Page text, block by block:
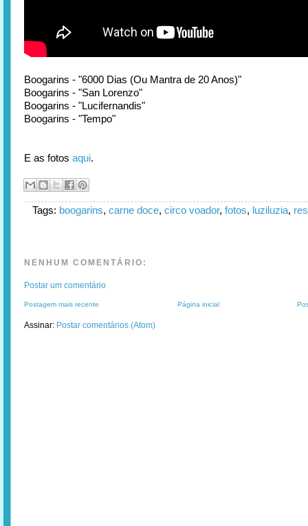
Boogarins - "6000 Dias (Ou Mantra de 20 Anos)"
Boogarins - "San Lorenzo"
Boogarins - "Lucifernandis"
Boogarins - "Tempo"
E as fotos aqui.
Tags: boogarins, carne doce, circo voador, fotos, luziluzia,
NENHUM COMENTÁRIO:
Postar um comentário
Postagem mais recente Página inicial
Assinar: Postar comentários (Atom)